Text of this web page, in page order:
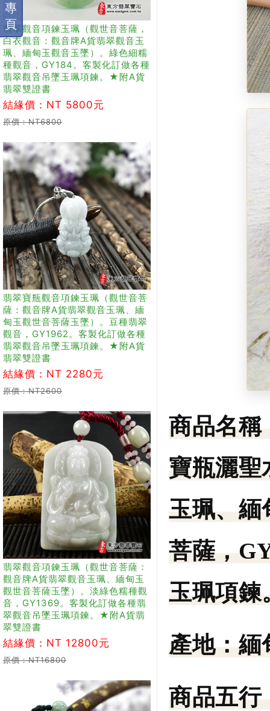
翡翠觀音項鍊玉珮（觀世音菩薩，
白衣觀音：觀音牌A貨翡翠觀音玉
珮、緬甸玉觀音玉墜）。綠色細糯
種觀音，GY184。客製化訂做各種
翡翠觀音吊墜玉珮項鍊。★附A貨
翡翠雙證書
結緣價：NT 5800元
原價：NT6800
翡翠寶瓶觀音項鍊玉珮（觀世音菩
薩：觀音牌A貨翡翠觀音玉珮、緬
甸玉觀世音菩薩玉墜）。豆種翡翠
觀音，GY1962。客製化訂做各種
翡翠觀音吊墜玉珮項鍊。★附A貨
翡翠雙證書
結緣價：NT 2280元
原價：NT2600
翡翠觀音項鍊玉珮（觀世音菩薩：
觀音牌A貨翡翠觀音玉珮、緬甸玉
觀世音菩薩玉墜）。淡綠色糯種觀
音，GY1369。客製化訂做各種翡
翠觀音吊墜玉珮項鍊。★附A貨翡
翠雙證書
結緣價：NT 12800元
原價：NT16800
商品名稱
寶瓶灑聖
玉珮、緬
菩薩，
玉珮項
產地： 緬
商品五行
專
頁